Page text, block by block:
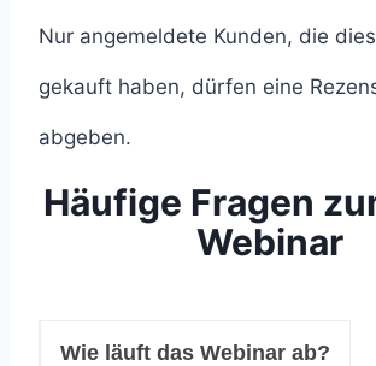
Nur angemeldete Kunden, die
gekauft haben, dürfen eine
abgeben.
Häufige Fragen
Webinar
Wie läuft das Webinar ab?